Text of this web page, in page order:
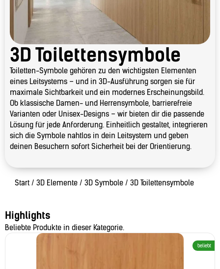
3D Toilettensymbole
Toiletten-Symbole gehören zu den wichtigsten Elementen
eines Leitsystems – und in 3D-Ausführung sorgen sie für
maximale Sichtbarkeit und ein modernes Erscheinungsbild.
Ob klassische Damen- und Herrensymbole, barrierefreie
Varianten oder Unisex-Designs – wir bieten dir die passende
Lösung für jede Anforderung. Einheitlich gestaltet, integrieren
sich die Symbole nahtlos in dein Leitsystem und geben
deinen Besuchern sofort Sicherheit bei der Orientierung.
Start / 3D Elemente / 3D Symbole / 3D Toilettensymbole
Highlights
Beliebte Produkte in dieser Kategorie.
beliebt